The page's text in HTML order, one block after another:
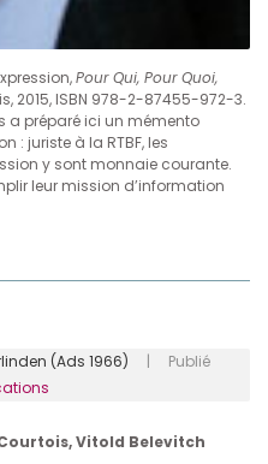
Pour Qui, Pour Quoi,
2015, ISBN 978-2-87455-972-3.
a préparé ici un mémento
: juriste à la RTBF, les
y sont monnaie courante.
leur mission d’information
(Ads 1966) | Publié
Vitold Belevitch